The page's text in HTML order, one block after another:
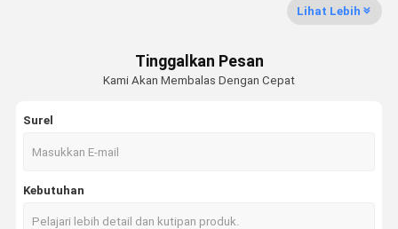
Lihat Lebih
Tinggalkan Pesan
Kami Akan Membalas Dengan Cepat
Surel
Kebutuhan